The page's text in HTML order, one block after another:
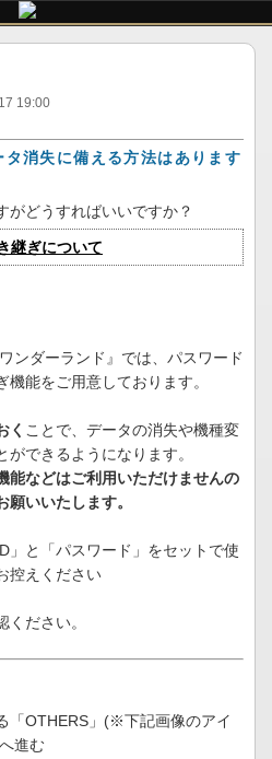
19:00
消失に備える方法はあります
がどうすればいいですか？
継ぎについて
ンダーランド』では、パスワード
能をご用意しております。
く ことで、データの消失や機種変
できるようになります。
能などはご利用いただけませんの
いいたします。
と「パスワード」をセットで使
控えください
ださい。
「OTHERS」(※下記画像のアイ
進む